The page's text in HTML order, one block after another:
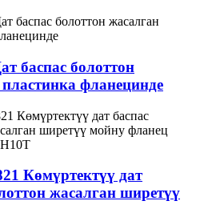
баспас болоттон
фланецинде
Көмүртектүү дат
жасалган ширетүү